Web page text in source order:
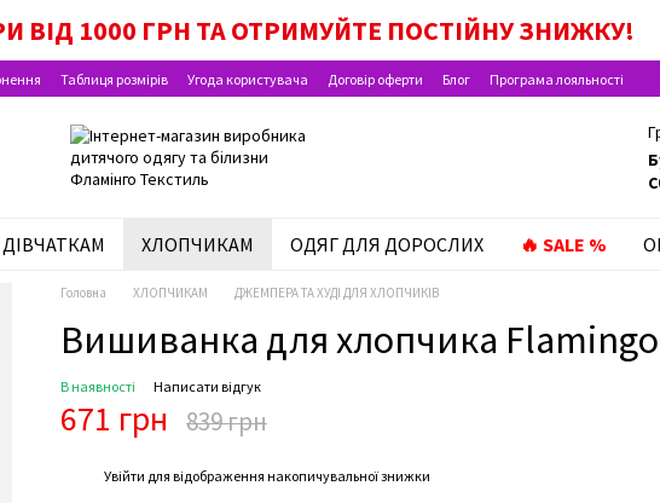
ВІД 1000 ГРН ТА ОТРИМУЙТЕ ПОСТІЙНУЗНИЖКУ!
Таблиця розмірів Угода користувача Договір оферти Блог
Програма лояльності
ДІВЧАТКАМ ХЛОПЧИКАМ ОДЯГ ДЛЯ ДОРОСЛИХ 🔥 SALE %
Головна ХЛОПЧИКАМ ДЖЕМПЕРА ТА ХУДІ ДЛЯ ХЛОПЧИКІВ
Вишиванка для хлопчика Flamingo
В наявності Написати відгук
671 грн 839 грн
Увійти для відображення накопичувальної знижки